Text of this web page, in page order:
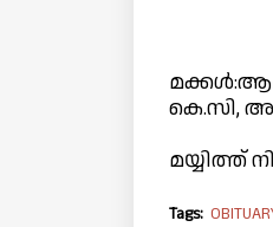
കെ.സി,
മയ്യിത്ത്
Tags: